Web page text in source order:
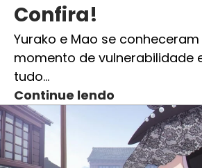
Confira!
Yurako e Mao se
momento de vulnerabilidade
tudo…
Continue lendo